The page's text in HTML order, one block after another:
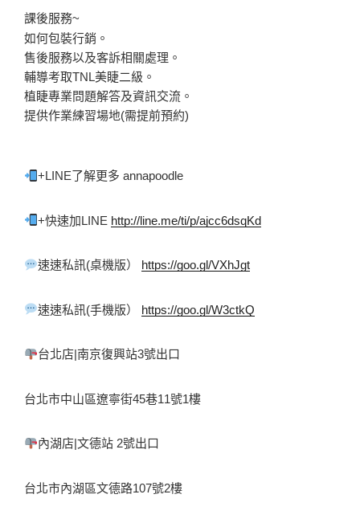
課後服務~
如何包裝行銷。
售後服務以及客訴相關處理。
輔導考取TNL美睫二級。
植睫專業問題解答及資訊交流。
提供作業練習場地(需提前預約)
+LINE了解更多 annapoodle
+快速加LINE http://line.me/ti/p/ajcc6dsqKd
速速私訊(桌機版） https://goo.gl/VXhJgt
速速私訊(手機版） https://goo.gl/W3ctkQ
台北店|南京復興站3號出口
台北市中山區遼寧街45巷11號1樓
內湖店|文德站 2號出口
台北市內湖區文德路107號2樓